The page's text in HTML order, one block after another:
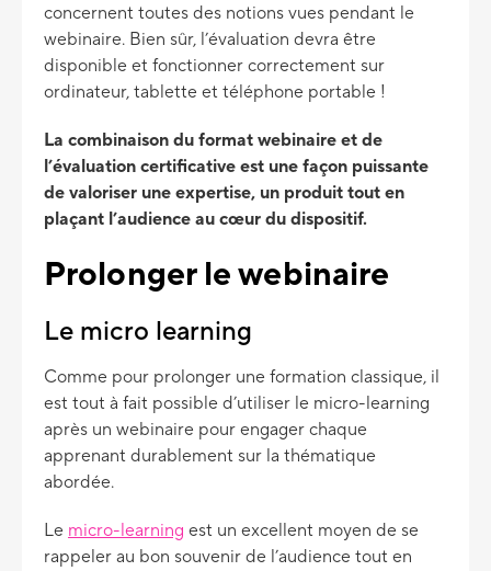
concernent toutes des notions vues pendant le
webinaire. Bien sûr, l’évaluation devra être
disponible et fonctionner correctement sur
ordinateur, tablette et téléphone portable !
La combinaison du format webinaire et de
l’évaluation certificative est une façon puissante
de valoriser une expertise, un produit tout en
plaçant l’audience au cœur du dispositif.
Prolonger le webinaire
Le micro learning
Comme pour prolonger une formation classique, il
est tout à fait possible d’utiliser le micro-learning
après un webinaire pour engager chaque
apprenant durablement sur la thématique
abordée.
Le micro-learning est un excellent moyen de se
rappeler au bon souvenir de l’audience tout en